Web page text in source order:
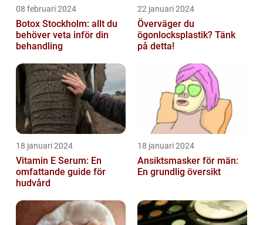
08 februari 2024
Botox Stockholm: allt du
behöver veta inför din
behandling
22 januari 2024
Överväger du
ögonlocksplastik? Tänk
på detta!
18 januari 2024
Vitamin E Serum: En
omfattande guide för
hudvård
18 januari 2024
Ansiktsmasker för män:
En grundlig översikt